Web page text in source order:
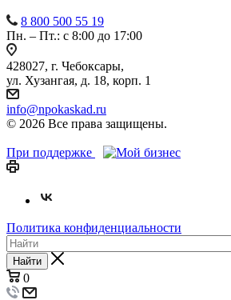
8 800 500 55 19
Пн. – Пт.: с 8:00 до 17:00
428027, г. Чебоксары,
ул. Хузангая, д. 18, корп. 1
info@npokaskad.ru
© 2026 Все права защищены.
При поддержке
Политика конфиденциальности
Найти
0